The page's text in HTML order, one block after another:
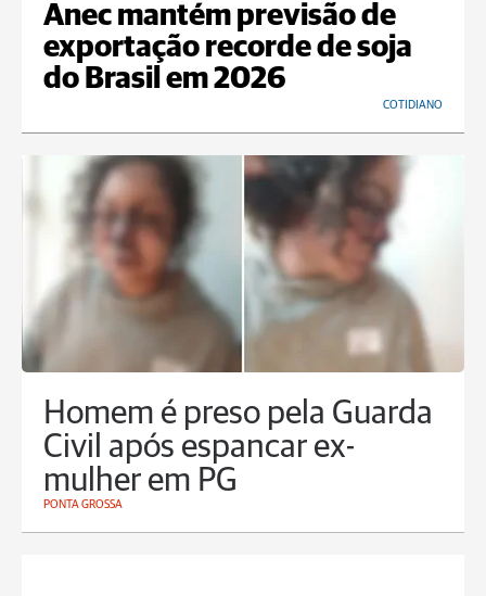
Anec mantém previsão de
exportação recorde de soja
do Brasil em 2026
COTIDIANO
Homem é preso pela Guarda
Civil após espancar ex-
mulher em PG
PONTA GROSSA